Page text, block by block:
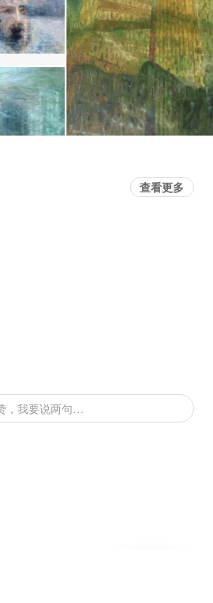
象语言，陈源初画梦的形式
形象表现的梦以及释放潜意
，这种梦幻的意向表现不断
，进而形成一种动力。这种
外一种途径或满足，这就是
技巧上也呈现出多元化的表
历和知识背景有着密切的关
时，我特别容易入梦，因为
的华云慢慢变为暗红色，很
星空，偶然间，看到深邃的
。死去的人们进天堂，那么
只可惜流星易逝，烟花易
查看更多
，我要说两句…